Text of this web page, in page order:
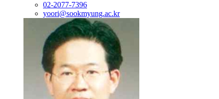
02-2077-7396
yoori@sookmyung.ac.kr